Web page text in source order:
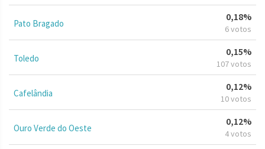
Pato Bragado
0,18%
6 votos
Toledo
0,15%
107 votos
Cafelândia
0,12%
10 votos
Ouro Verde do Oeste
0,12%
4 votos